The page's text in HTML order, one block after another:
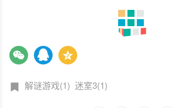
解谜游戏(1) 迷室3(1)